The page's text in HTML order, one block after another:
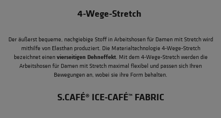
4-Wege-Stretch
Der äußerst bequeme, nachgiebige Stoff in Arbeitshosen für Damen mit Stretch wird
mithilfe von Elasthan produziert. Die Materialtechnologie 4-Wege-Stretch
bezeichnet einenvierseitigen Dehneffekt. Mit dem 4-Wege-Stretch werden die
Arbeitshosen für Damen mit Stretch maximal flexibel und passen sich Ihren
Bewegungen an, wobei sie ihre Form behalten.
S.CAFÉ® ICE-CAFÉ™ FABRIC